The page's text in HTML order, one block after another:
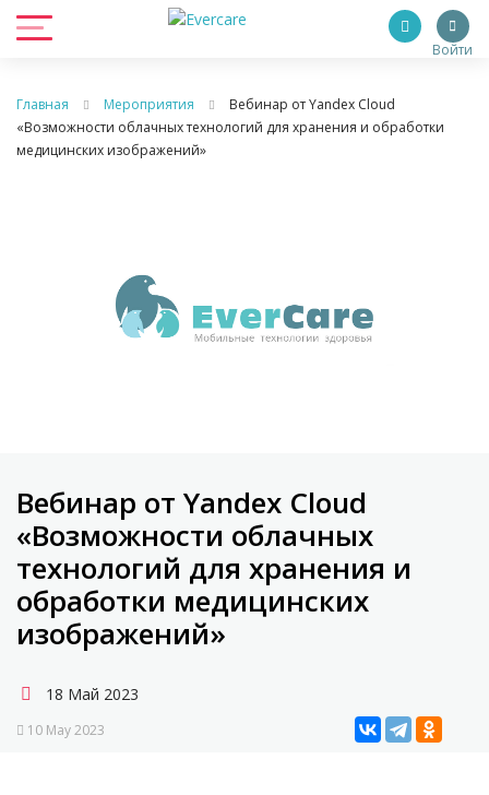
Войти
Главная Мероприятия
Вебинар от Yandex Cloud
«Возможности облачных технологий для хранения и обработки
медицинских изображений»
Вебинар от Yandex Cloud
«Возможности облачных
технологий для хранения и
обработки медицинских
изображений»
18 Май 2023
10 May 2023